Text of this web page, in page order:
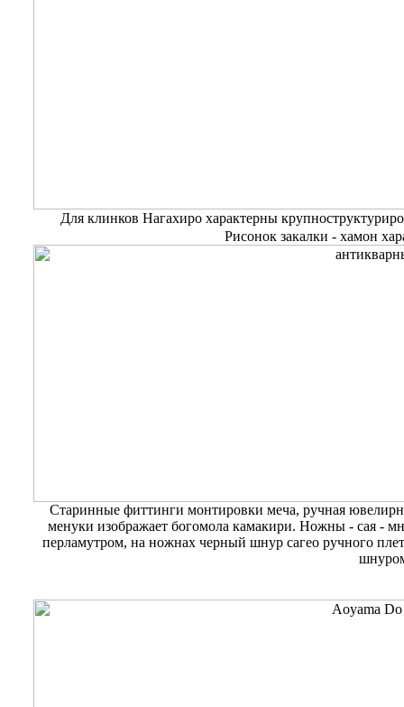
Для клинков Нагахиро характерны
Рисонок закалки - хамон
Старинные фиттинги монтировки меча, ручная
менуки изображает богомола камакири. Ножны - сая -
перламутром, на ножнах черный шнур сагео ручного